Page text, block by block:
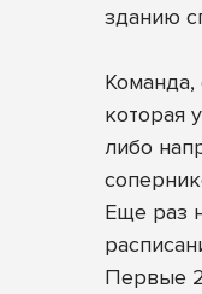
зданию
Команда,
которая
либо
Еще раз
Первые